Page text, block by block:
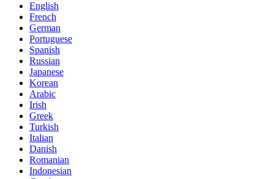
English
French
German
Portuguese
Spanish
Russian
Japanese
Korean
Arabic
Irish
Greek
Turkish
Italian
Danish
Romanian
Indonesian